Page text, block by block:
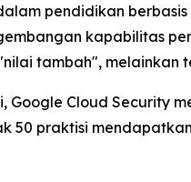
pendidikan
kapabilitas
tambah", melainkan
Google Cloud Security
50 praktisi